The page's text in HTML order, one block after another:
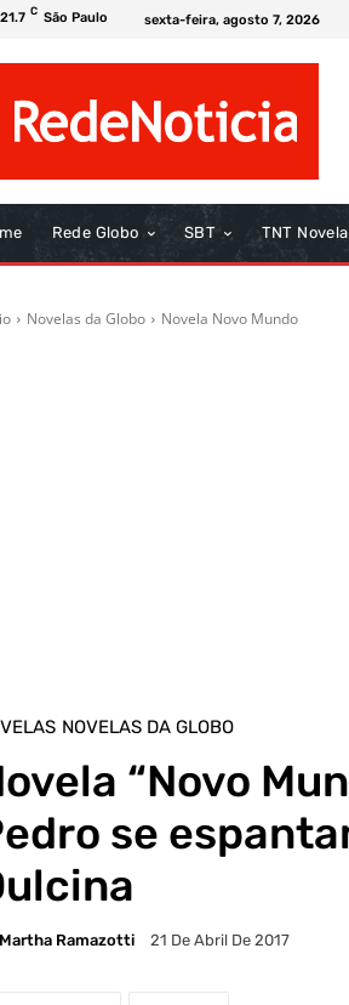
21.7 C São Paulo sexta-feira, agosto 7, 2026
Rede Globo SBT TNT
Novelas da Globo Novela Novo Mundo
NOVELAS DA GLOBO
“Novo
se
Martha Ramazotti 21 De Abril De 2017